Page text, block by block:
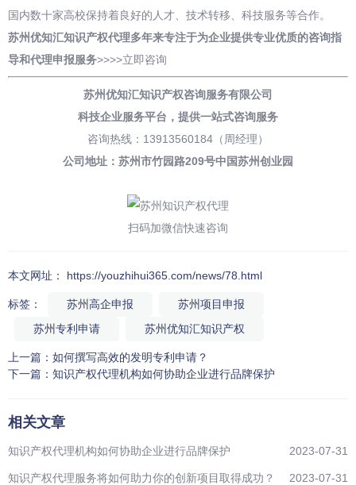
国内数十家高校保持着良好的人才、技术转移、科技服务等合作。
苏州优知汇知识产权代理多年来专注于为企业提供专业优质的咨询指
导和代理申报 服务>>>>立即咨询
苏州优知汇知识产权咨询服务有限公司
科技企业服务平台， 提供一站式咨询服务
咨询热线：13913560184（周经理）
公司地址：苏州市竹园路209号中国苏州创业园
扫码加微信快速咨询
本文网址： https://youzhihui365.com/news/78.html
标签： 苏州高企申报
苏州项目申报
苏州专利申请
苏州优知汇知识产权
上一篇： 如何撰写高效的发明专利申请？
下一篇： 知识产权代理机构如何协助企业进行品牌保护
相关文章
2023-07-31
知识产权代理机构如何协助企业进行品牌保护
2023-07-31
知识产权代理服务将如何助力你的创新项目取得成功？